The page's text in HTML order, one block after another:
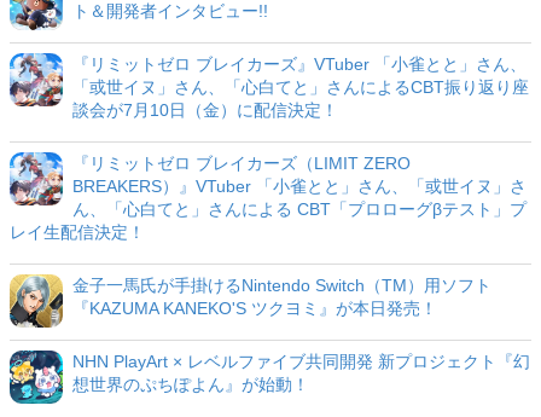
ト＆開発者インタビュー!!
『リミットゼロ ブレイカーズ』VTuber 「小雀とと」さん、
「或世イヌ」さん、「心白てと」さんによるCBT振り返り座
談会が7月10日（金）に配信決定！
『リミットゼロ ブレイカーズ（LIMIT ZERO
BREAKERS）』VTuber 「小雀とと」さん、「或世イヌ」さ
ん、「心白てと」さんによる CBT「プロローグβテスト」プ
レイ生配信決定！
金子一馬氏が手掛けるNintendo Switch（TM）用ソフト
『KAZUMA KANEKO'S ツクヨミ』が本日発売！
NHN PlayArt × レベルファイブ共同開発 新プロジェクト『幻
想世界のぷちぽよん』が始動！